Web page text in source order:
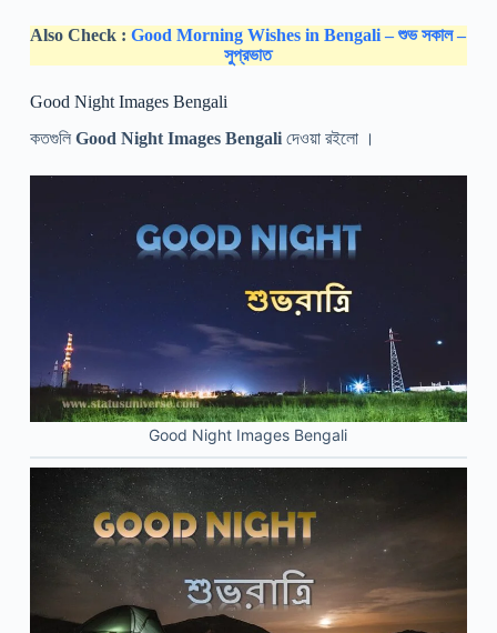
Also Check :Good Morning Wishes in Bengali – শুভ সকাল –
সুপ্রভাত
Good Night Images Bengali
কতগুলি Good Night Images Bengaliদেওয়া রইলো ।
Good Night Images Bengali